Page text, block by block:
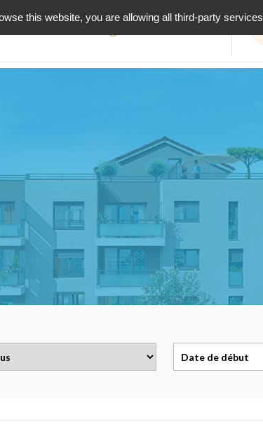
this website, you are allowing all third-party services